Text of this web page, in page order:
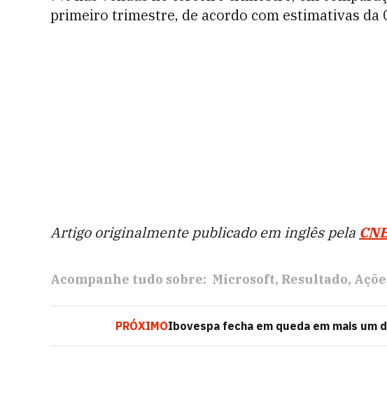
primeiro trimestre, de acordo com estimativas da
Artigo originalmente publicado em inglês pela
Acompanhe tudo sobre: Microsoft Resultado
PRÓXIMOIbovespa fecha em queda em mais um